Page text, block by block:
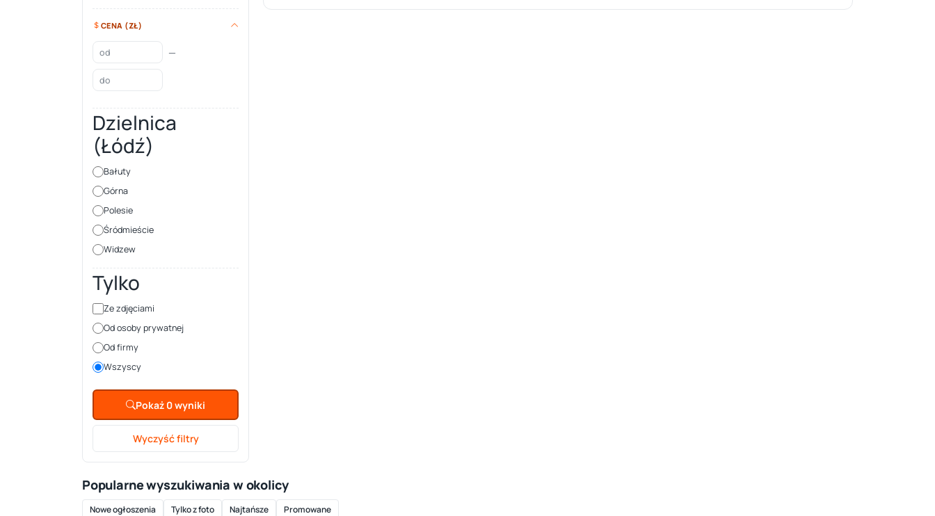
CENA (ZŁ)
—
Dzielnica
(Łódź)
Bałuty
Górna
Polesie
Śródmieście
Widzew
Tylko
Ze zdjęciami
Od osoby prywatnej
Od firmy
Wszyscy
Pokaż 0 wyniki
Wyczyść filtry
Popularne wyszukiwania w okolicy
Nowe ogłoszenia Tylko z foto Najtańsze Promowane